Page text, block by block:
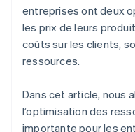
entreprises ont deux
les prix de leurs
coûts sur les clients,
ressources.
Dans cet article, nous
l’optimisation des
importante pour les